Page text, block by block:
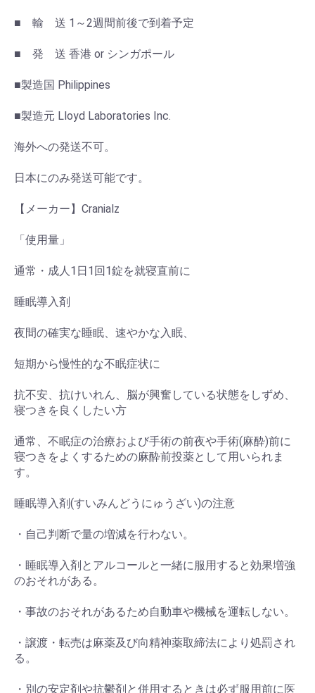
■ 輸 送 1～2週間前後で到着予定
■ 発 送 香港 or シンガポール
■製造国 Philippines
■製造元 Lloyd Laboratories Inc.
海外への発送不可。
日本にのみ発送可能です。
【メーカー】Cranialz
「使用量」
通常・成人1日1回1錠を就寝直前に
睡眠導入剤
夜間の確実な睡眠、速やかな入眠、
短期から慢性的な不眠症状に
抗不安、抗けいれん、脳が興奮している状態をしずめ、
寝つきを良くしたい方
通常、不眠症の治療および手術の前夜や手術(麻酔)前に
寝つきをよくするための麻酔前投薬として用いられま
す。
睡眠導入剤(すいみんどうにゅうざい)の注意
・自己判断で量の増減を行わない。
・睡眠導入剤とアルコールと一緒に服用すると効果増強
のおそれがある。
・事故のおそれがあるため自動車や機械を運転しない。
・譲渡・転売は麻薬及び向精神薬取締法により処罰され
る。
・別の安定剤や抗鬱剤と併用するときは必ず服用前に医